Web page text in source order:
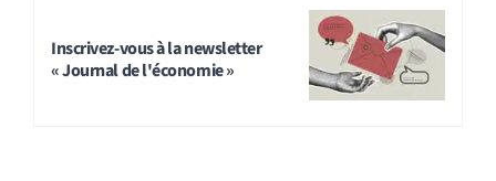
Inscrivez-vous à la newsletter
« Journal de l'économie »